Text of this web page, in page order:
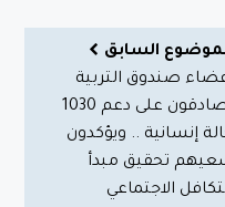
السابق
صندوق التربية
يُصادقون على دعم 1030
إنسانية .. ويؤكدون
تحقيق مبدأ
الاجتماعي